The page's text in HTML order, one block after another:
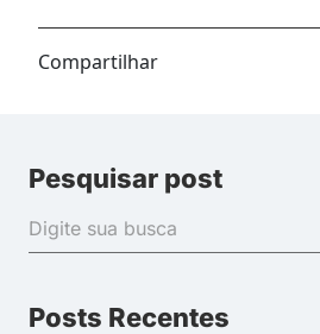
Compartilhar
Pesquisar post
Posts Recentes